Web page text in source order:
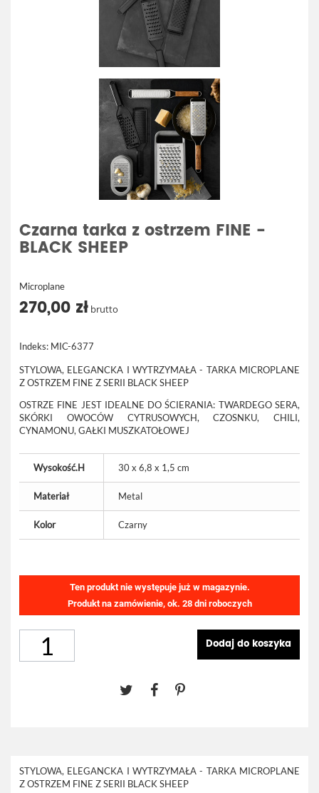
Czarna tarka z ostrzem FINE -
BLACK SHEEP
Microplane
270,00 zł brutto
Indeks: MIC-6377
STYLOWA, ELEGANCKA I WYTRZYMAŁA - TARKA MICROPLANE
Z OSTRZEM FINE Z SERII BLACK SHEEP
OSTRZE FINE JEST IDEALNE DO ŚCIERANIA: TWARDEGO SERA,
SKÓRKI OWOCÓW CYTRUSOWYCH, CZOSNKU, CHILI,
CYNAMONU, GAŁKI MUSZKATOŁOWEJ
Wysokość.H 30 x 6,8 x 1,5 cm
Materiał Metal
Kolor Czarny
Ten produkt nie występuje już w magazynie.
Produkt na zamówienie, ok. 28 dni roboczych
Dodaj do koszyka
STYLOWA, ELEGANCKA I WYTRZYMAŁA - TARKA MICROPLANE
Z OSTRZEM FINE Z SERII BLACK SHEEP